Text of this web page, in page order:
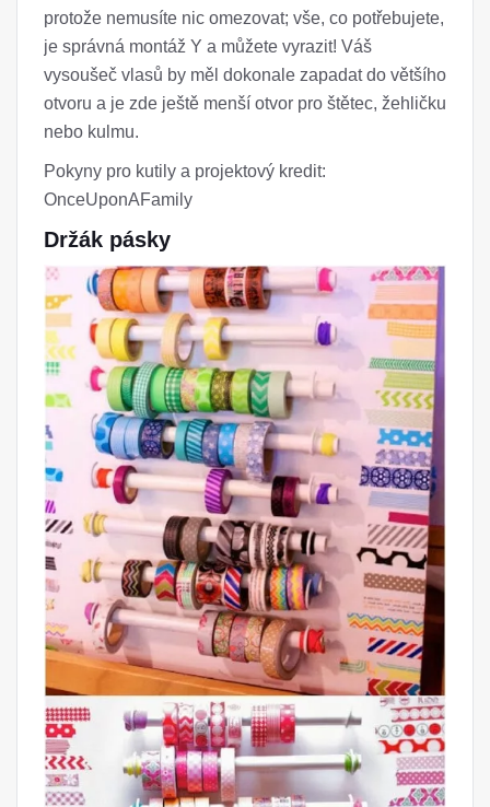
protože nemusíte nic omezovat; vše, co potřebujete,
je správná montáž Y a můžete vyrazit! Váš
vysoušeč vlasů by měl dokonale zapadat do většího
otvoru a je zde ještě menší otvor pro štětec, žehličku
nebo kulmu.
Pokyny pro kutily a projektový kredit:
OnceUponAFamily
Držák pásky